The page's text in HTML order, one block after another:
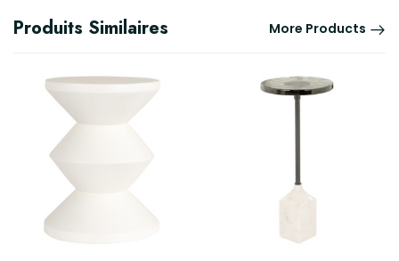
Produits Similaires More Products